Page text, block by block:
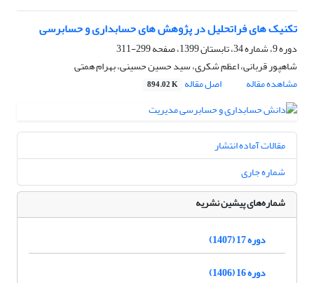
تکنیک های فراتحلیل در پژوهش های حسابداری و حسابرسی
دوره 9، شماره 34، تابستان 1399، صفحه
299-311
شاهپور قربانی، اعظم شکری، سید حسین حسینی، بهرام همتی
مشاهده مقاله
اصل مقاله 894.02 K
مقالات آماده انتشار
شماره جاری
شماره‌های پیشین نشریه
دوره 17 (1407)
دوره 16 (1406)